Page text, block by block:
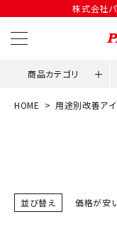
株式会社
商品カテゴリ
HOME 用途別改善ア
並び替え 価格が安